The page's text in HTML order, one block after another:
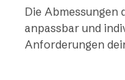
Die Abmessungen
anpassbar und
Anforderungen